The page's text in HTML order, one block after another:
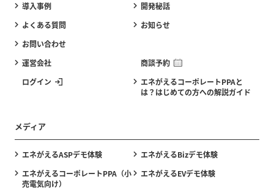
導入事例
開発秘話
よくある質問
お知らせ
お問い合わせ
運営会社
商談予約
ログイン
エネがえるコーポレートPPAと
は？はじめての方への解説ガイド
メディア
エネがえるASPデモ体験
エネがえるBizデモ体験
エネがえるコーポレートPPA（小
売電気向け）
エネがえるEVデモ体験